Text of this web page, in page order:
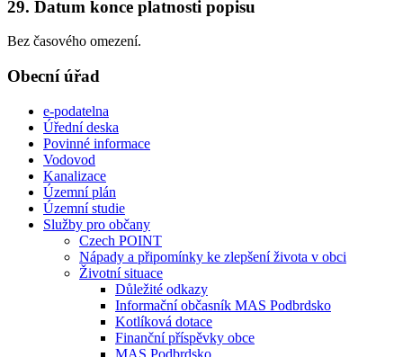
29. Datum konce platnosti popisu
Bez časového omezení.
Obecní úřad
e-podatelna
Úřední deska
Povinné informace
Vodovod
Kanalizace
Územní plán
Územní studie
Služby pro občany
Czech POINT
Nápady a připomínky ke zlepšení života v obci
Životní situace
Důležité odkazy
Informační občasník MAS Podbrdsko
Kotlíková dotace
Finanční příspěvky obce
MAS Podbrdsko